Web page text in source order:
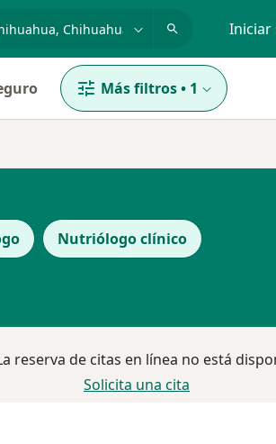
Iniciar
Más filtros• 1
Nutriólogo clínico
reserva de citas en línea no está
Solicita una cita